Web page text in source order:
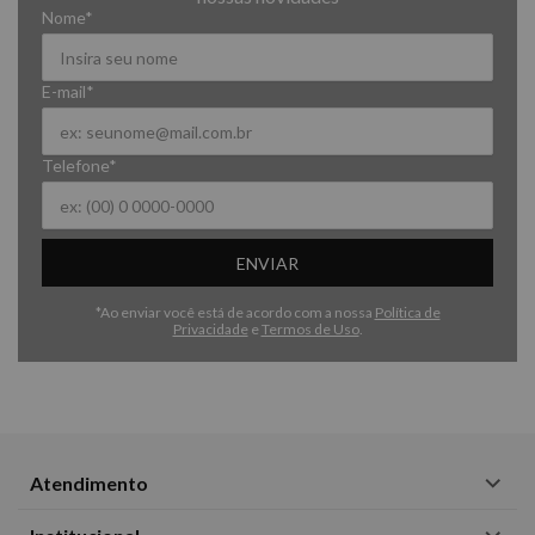
*Ao enviar você está de acordo com a nossa Política de
Privacidade e Termos de Uso.
Nome*
E-mail*
Telefone*
ENVIAR
Atendimento